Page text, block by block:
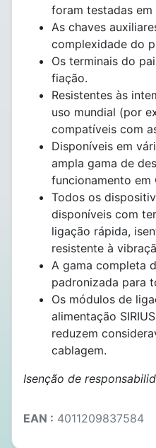
foram testadas em
As chaves
complexidade do
Os terminais do
fiação.
Resistentes às
uso mundial (por
compatíveis com
Disponíveis em
ampla gama de
funcionamento em
Todos os
disponíveis com
ligação rápida,
resistente à
A gama completa
padronizada para
Os módulos de
alimentação
reduzem
cablagem.
Isenção de
EAN : 4011209837584